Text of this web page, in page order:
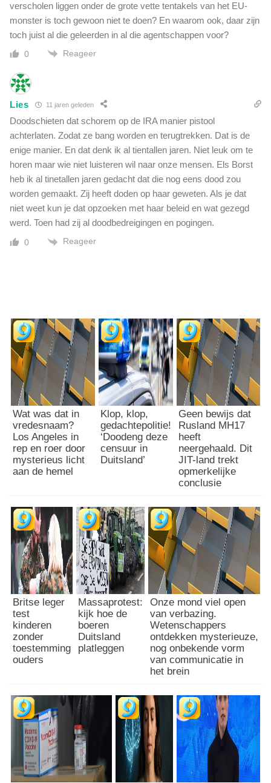
l
i
t
v
a
c
c
t
i
e
s
"
verscholen liggen onder de grote vette tentakels van het EU-
monster is toch gewoon niet te doen? En waarom ook, daar zijn
toch juist al die geleerden in al die agentschappen voor?
0 Reageer
Lies 11 jaren geleden
Doodschieten dat schorem op de IRA manier pistool
achterlaten. Zodat ze bang worden en terugtrekken. Dat is de
enige manier. En dat denk ik al tientallen jaren. Niet leuk om te
horen maar wie niet luisteren wil naar onze mensen. Els Borst
heb ik al tinetallen jaren gedacht dat die nog eens dood zou
worden gemaakt. Zij heeft doden op haar geweten. Als je dat
niet weet kun je dat opzoeken met haar beleid en wat gezegd
werd. Toen had zij al doodbedreigingen en pogingen.
0 Reageer
Wat was dat in
vredesnaam?
Los Angeles in
rep en roer door
mysterieus licht
aan de hemel
Klop, klop,
gedachtepolitie!
‘Doodeng deze
censuur in
Duitsland’
Geen bewijs dat
Rusland MH17
heeft
neergehaald. Dit
JIT-land trekt
opmerkelijke
conclusie
Britse leger
test
kinderen
zonder
toestemming
ouders
Massaprotest:
kijk hoe de
boeren
Duitsland
platleggen
Onze mond viel open
van verbazing.
Wetenschappers
ontdekken mysterieuze,
nog onbekende vorm
van communicatie in
het brein